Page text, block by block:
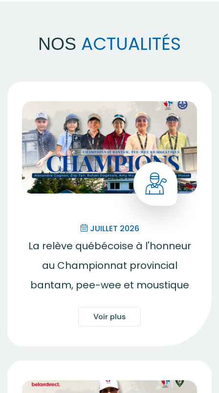
NOS ACTUALITÉS
JUILLET 2026
La relève québécoise à l'honneur
au Championnat provincial
bantam, pee-wee et moustique
Voir plus